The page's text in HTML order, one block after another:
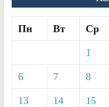
Пн Вт Ср
1
6 7 8
13 14 15